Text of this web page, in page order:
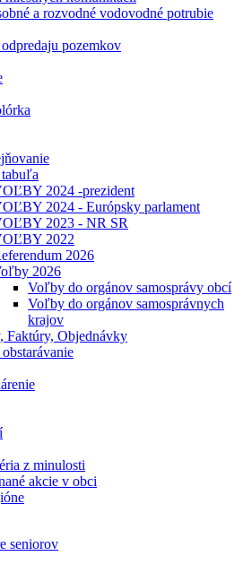
a rozvodné vodovodné potrubie
pozemkov
2024 -prezident
2024 - Európsky parlament
2023 - NR SR
2022
2026
2026
Voľby do orgánov samosprávy obcí
Voľby do orgánov samosprávnych
krajov
Faktúry, Objednávky
z minulosti
akcie v obci
seniorov